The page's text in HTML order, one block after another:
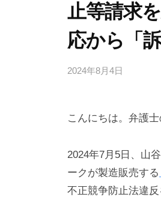
止等請求
応から「
2024年8月4日
護
浅
見
隆
こんにちは。弁護士
2024年7月5日、山
ークが製造販売する
不正競争防止法違